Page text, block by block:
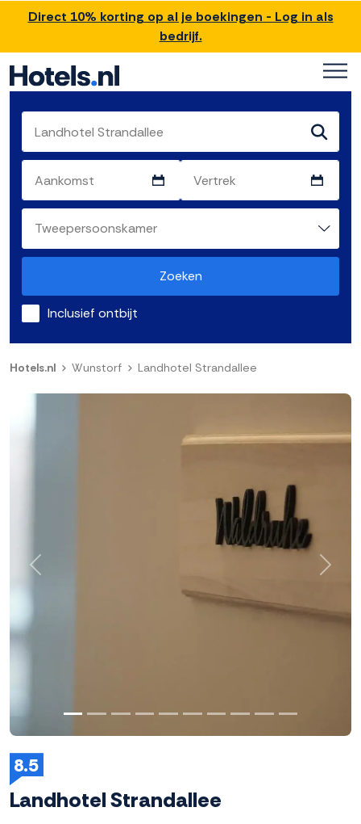
Direct 10% korting op al je boekingen - Log in als
bedrijf.
Zoeken
Inclusief ontbijt
Hotels.nl Wunstorf Landhotel Strandallee
8.5
Landhotel Strandallee